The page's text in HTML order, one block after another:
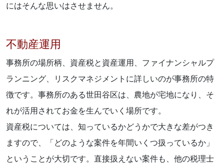
にはそんな思いはさせません。
不動産運用
事務所の場所柄、資産税と資産運用、ファイナンシャルプ
ランニング、リスクマネジメントに詳しいのが事務所の特
徴です。事務所のある世田谷区は、農地が宅地になり、そ
れが活用されてお金を生んでいく場所です。
資産税については、知っているかどうかで大きな差がつき
ますので、「どのような案件を年間いくつ扱っているか」
ということが大切です。直接扱えない案件も、他の税理士